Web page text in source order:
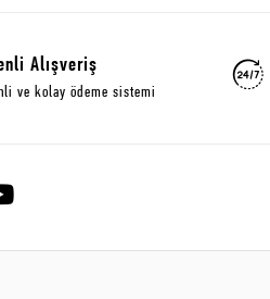
Alışveriş
ve kolay ödeme sistemi